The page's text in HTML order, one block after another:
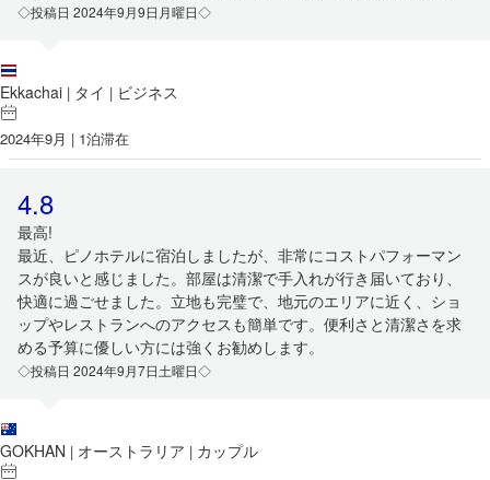
◇投稿日 2024年9月9日月曜日◇
Ekkachai | タイ | ビジネス
2024年9月 | 1泊滞在
4.8
最高!
最近、ピノホテルに宿泊しましたが、非常にコストパフォーマン
スが良いと感じました。部屋は清潔で手入れが行き届いており、
快適に過ごせました。立地も完璧で、地元のエリアに近く、ショ
ップやレストランへのアクセスも簡単です。便利さと清潔さを求
める予算に優しい方には強くお勧めします。
◇投稿日 2024年9月7日土曜日◇
GOKHAN | オーストラリア | カップル